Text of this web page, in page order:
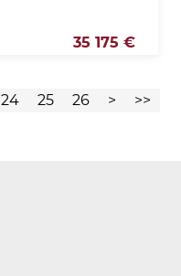
35 175 €
24 25 26 > >>